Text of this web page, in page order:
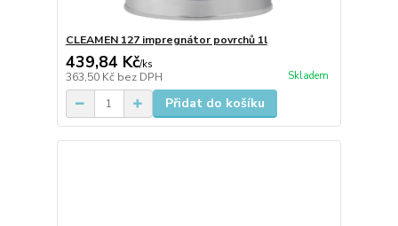
CLEAMEN 127 impregnátor povrchů 1l
439,84 Kč/ks
363,50 Kč bez DPH Skladem
Přidat do košíku